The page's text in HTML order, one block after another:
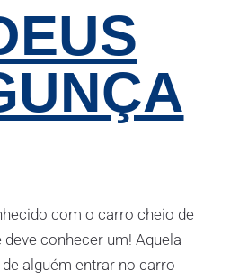
com o carro cheio de
conhecer um! Aquela
alguém entrar no carro